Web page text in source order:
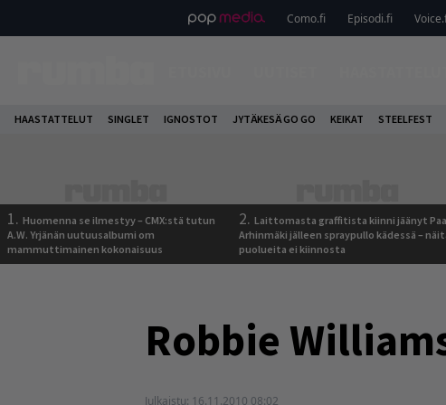
Como.fi Episodi.fi
HAASTATTELUT SINGLET IGNOSTOT JYTÄKESÄ GO GO KEIKAT STEELFEST
1. Huomenna se ilmestyy – CMX:stä tutun
A.W. Yrjänän uutuusalbumi om
mammuttimainen kokonaisuus
2. Laittomasta graffitista kiinni jäänyt
Arhinmäki jälleen spraypullo kädessä –
puolueita ei kiinnosta
Robbie
Julkaistu: 16.11.2010 08:02